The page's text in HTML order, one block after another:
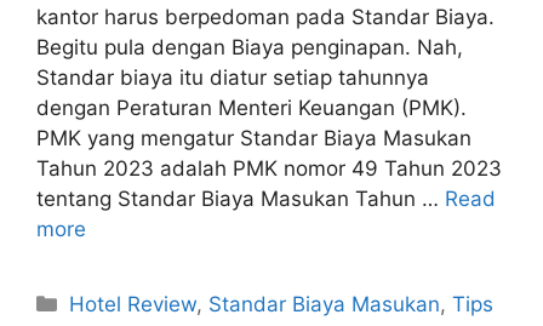
kantor harus berpedoman pada Standar Biaya.
Begitu pula dengan Biaya penginapan. Nah,
Standar biaya itu diatur setiap tahunnya
dengan Peraturan Menteri Keuangan (PMK).
PMK yang mengatur Standar Biaya Masukan
Tahun 2023 adalah PMK nomor 49 Tahun 2023
tentang Standar Biaya Masukan Tahun … Read
more
Categories
Hotel Review, Standar Biaya Masukan,Tips